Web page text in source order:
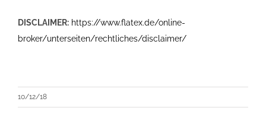
DISCLAIMER: https://www.flatex.de/online-
broker/unterseiten/rechtliches/disclaimer/
10/12/18